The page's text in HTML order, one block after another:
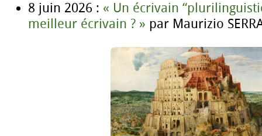
8 juin 2026 : « Un écrivain
meilleur écrivain ? » par Maurizio